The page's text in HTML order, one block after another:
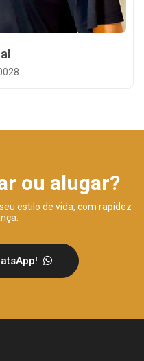
ou alugar?
estilo de vida, com rapidez